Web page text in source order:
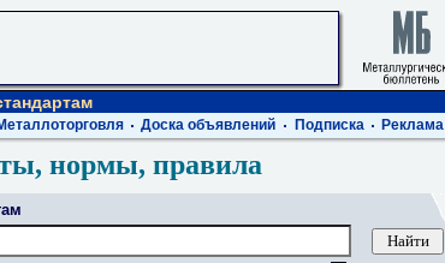
Доска объявлений Подписка Реклама
нормы, правила